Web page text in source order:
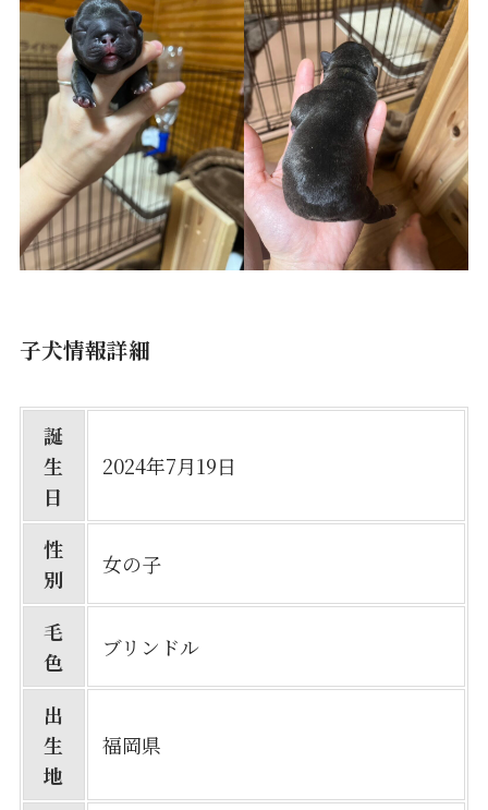
子犬情報詳細
誕
生
日
2024年7月19日
性
別
女の子
毛
色
ブリンドル
出
生
地
福岡県